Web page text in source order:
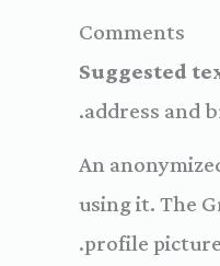
Comments
Suggested
address and
An
using it. The
profile